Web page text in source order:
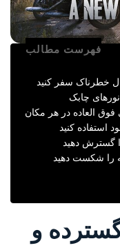
فهرست مطالب
خطرناک سفر کنید
چابک
العاده در هر مکان
استفاده کنید
گسترش دهید
را شکست دهید
و